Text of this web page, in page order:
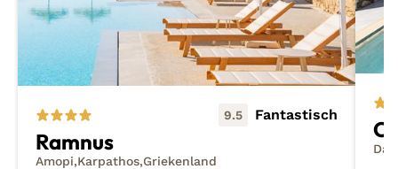
9.5 Fantastisch
Ramnus
Amopi Karpathos Griekenland